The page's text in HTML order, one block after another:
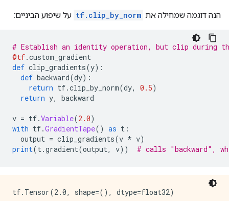
הנה דוגמה שמחילה את tf.clip_by_norm על שיפוע הביניים:
# Establish an identity operation, but clip during
@tf.custom_gradient
def clip_gradients(y):
def backward(dy):
return tf.clip_by_norm(dy, 0.5)
return y, backward
v = tf.Variable(2.0)
with tf.GradientTape() as t :
output = clip_gradients(v * v)
print(t.gradient(output, v)) # calls "backward",